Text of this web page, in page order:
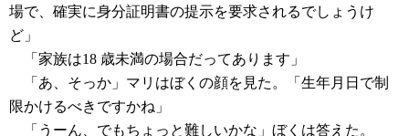
場で、確実に身分証明書の提示を要求されるでしょうけ
ど」
「家族は18 歳未満の場合だってあります」
「あ、そっか」マリはぼくの顔を見た。「生年月日で制
限かけるべきですかね」
「うーん、でもちょっと難しいかな」ぼくは答えた。